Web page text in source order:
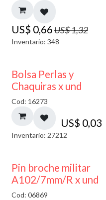
US$ 0,66US$1,32
Inventario: 348
Bolsa Perlas y
Chaquiras x und
Cod: 16273
US$ 0,03
Inventario: 27212
Pin broche militar
A102/7mm/R x und
Cod: 06869